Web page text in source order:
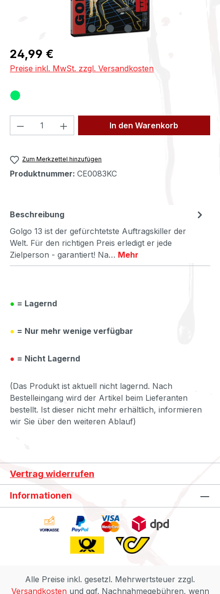
Regulärer Preis:
24,99 €
Preise inkl. MwSt. zzgl. Versandkosten
Produkt Anzahl: Gib denIn den Warenkorb
Zum Merkzettel hinzufügen
Produktnummer: CE0083KC
Beschreibung
Golgo 13 ist der gefürchtetste Auftragskiller der
Welt. Für den richtigen Preis erledigt er jede
Zielperson - garantiert! Na… Mehr
● = Lagernd
● = Nur mehr wenige verfügbar
● = Nicht Lagernd
(Das Produkt ist aktuell nicht lagernd. Nach
Bestelleingang wird der Artikel beim Lieferanten
bestellt. Ist dieser nicht mehr erhältlich, informieren
wir Sie über den weiteren Ablauf)
Vertrag widerrufen
Informationen
Alle Preise inkl. gesetzl. Mehrwertsteuer zzgl.
Versandkostenund ggf. Nachnahmegebühren, wenn